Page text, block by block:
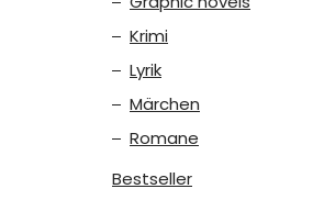
Krimi
Lyrik
Märchen
Romane
Bestseller